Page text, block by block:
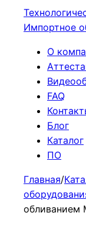
Импортное
О
FAQ
Блог
Каталог
ПО
Главная/
обливанием